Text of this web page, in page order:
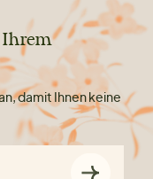
Ihrem
damit Ihnen keine